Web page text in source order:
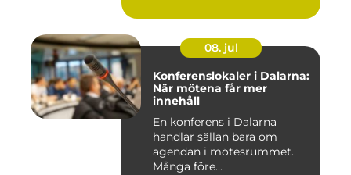
08. jul
Konferenslokaler i Dalarna:
När mötena får mer
innehåll
En konferens i Dalarna
handlar sällan bara om
agendan i mötesrummet.
Många före...